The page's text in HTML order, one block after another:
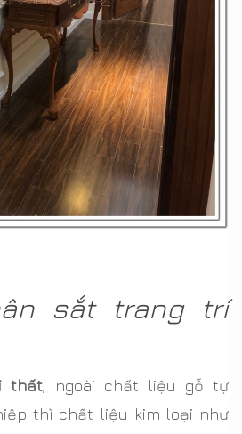
sắt trang trí
thất, ngoài chất liệu gỗ tự
thì chất liệu kim loại như